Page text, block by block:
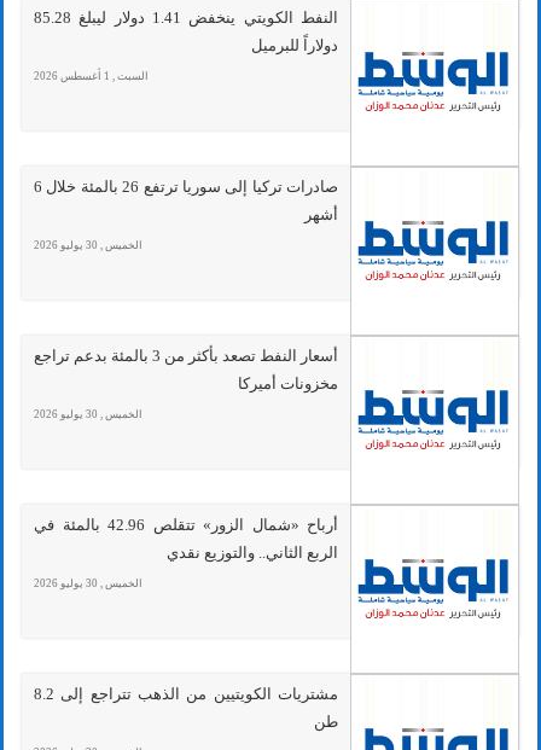
النفط الكويتي ينخفض 1.41 دولار ليبلغ 85.28
دولاراً للبرميل
السبت , 1 أغسطس 2026
صادرات تركيا إلى سوريا ترتفع 26 بالمئة خلال 6
أشهر
الخميس , 30 يوليو 2026
أسعار النفط تصعد بأكثر من 3 بالمئة بدعم تراجع
مخزونات أميركا
الخميس , 30 يوليو 2026
أرباح «شمال الزور» تتقلص 42.96 بالمئة في
الربع الثاني.. والتوزيع نقدي
الخميس , 30 يوليو 2026
مشتريات الكويتيين من الذهب تتراجع إلى 8.2
طن